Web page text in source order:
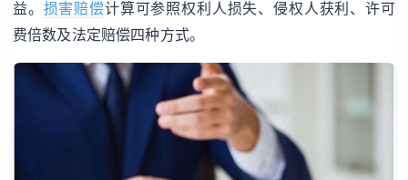
益。 损害赔偿计算可参照权利人损失、侵权人获利、许可
费倍数及法定赔偿四种方式。